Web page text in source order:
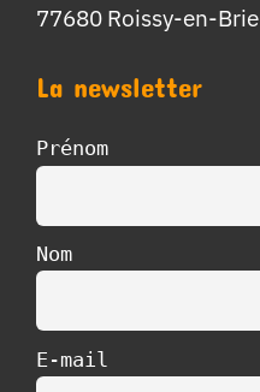
77680 Roissy-en-Brie
La newsletter
Prénom
Nom
E-mail